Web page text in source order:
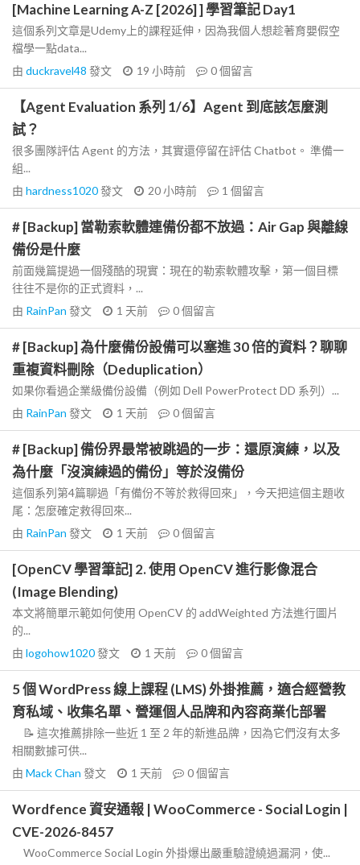
[Machine Learning A-Z [2026] ] 學習筆記 Day1
這個系列文章是Udemy上的課程延伸，因為我個人想趁著育嬰假空
檔學一點data...
由 duckravel48 發文 19 小時前 0個留言
【Agent Evaluation 系列 1/6】Agent 到底該怎麼測
試？
很多團隊評估 Agent 的方法，其實還停留在評估 Chatbot。 準備一
組...
由 hardness1020發文 20 小時前 1 個留言
# [Backup] 當勒索軟體連備份都不放過：Air Gap 與離線
備份是什麼
前面幾篇提過一個殘酷的現實：現在的勒索軟體攻擊，第一個目標
往往不是你的正式資料，...
由 RainPan 發文 1 天前 0個留言
# [Backup] 為什麼備份設備可以塞進 30 倍的資料？聊聊
重複資料刪除（Deduplication）
如果你看過企業級備份設備（例如 Dell PowerProtect DD 系列）...
由 RainPan 發文 1 天前 0個留言
# [Backup] 備份界最常被跳過的一步：還原演練，以及
為什麼「沒演練過的備份」等於沒備份
這個系列第4篇聊過「有備份不等於救得回來」，今天把這個主題收
尾：怎麼確定救得回來...
由 RainPan 發文 1 天前 0個留言
[OpenCV 學習筆記] 2. 使用 OpenCV 進行影像混合
(Image Blending)
本文將簡單示範如何使用 OpenCV 的 addWeighted 方法進行圖片
的...
由 logohow1020發文 1 天前 0個留言
5 個 WordPress 線上課程 (LMS) 外掛推薦，適合經營教
育私域、收集名單、營運個人品牌和內容商業化部署
📝 這次推薦排除一些近 1 至 2 年的新進品牌，因為它們沒有太多
相關數據可供...
由 Mack Chan 發文 1 天前 0個留言
Wordfence 資安通報 | WooCommerce - Social Login |
CVE-2026-8457
WooCommerce Social Login 外掛爆出嚴重驗證繞過漏洞，使...